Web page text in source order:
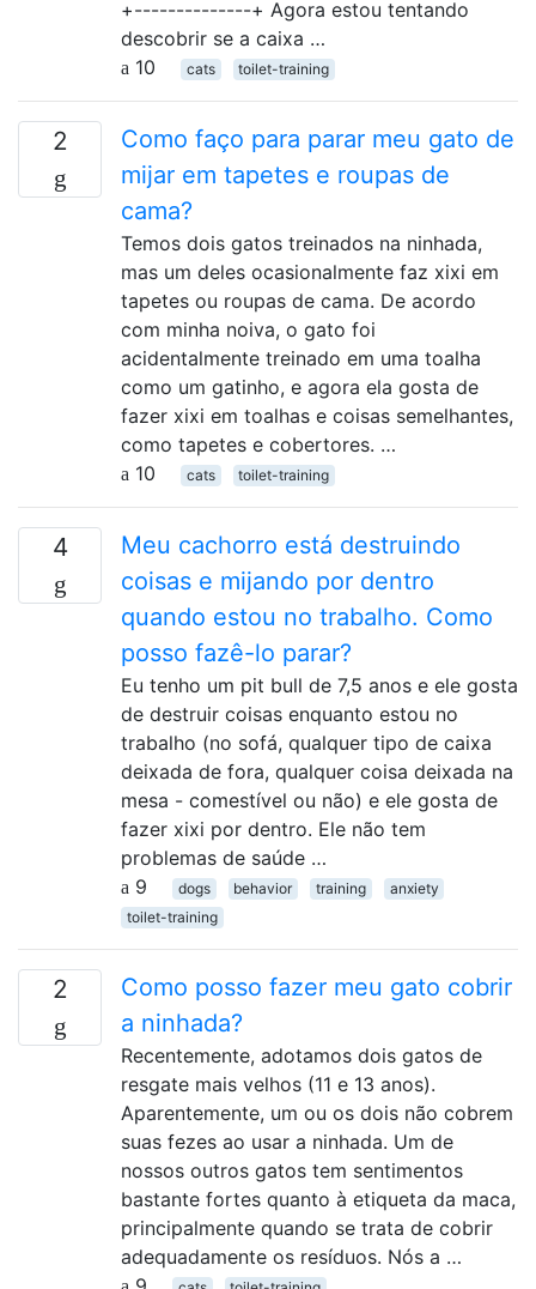
+--------------+ Agora estou tentando
descobrir se a caixa …
10
cats toilet-training
2
Como faço para parar meu gato de
mijar em tapetes e roupas de
cama?
Temos dois gatos treinados na ninhada,
mas um deles ocasionalmente faz xixi em
tapetes ou roupas de cama. De acordo
com minha noiva, o gato foi
acidentalmente treinado em uma toalha
como um gatinho, e agora ela gosta de
fazer xixi em toalhas e coisas semelhantes,
como tapetes e cobertores. …
10
cats toilet-training
4
Meu cachorro está destruindo
coisas e mijando por dentro
quando estou no trabalho. Como
posso fazê-lo parar?
Eu tenho um pit bull de 7,5 anos e ele gosta
de destruir coisas enquanto estou no
trabalho (no sofá, qualquer tipo de caixa
deixada de fora, qualquer coisa deixada na
mesa - comestível ou não) e ele gosta de
fazer xixi por dentro. Ele não tem
problemas de saúde …
9
dogs behavior training
anxiety
toilet-training
2
Como posso fazer meu gato cobrir
a ninhada?
Recentemente, adotamos dois gatos de
resgate mais velhos (11 e 13 anos).
Aparentemente, um ou os dois não cobrem
suas fezes ao usar a ninhada. Um de
nossos outros gatos tem sentimentos
bastante fortes quanto à etiqueta da maca,
principalmente quando se trata de cobrir
adequadamente os resíduos. Nós a …